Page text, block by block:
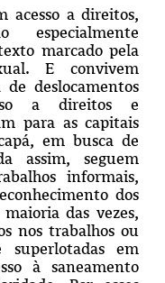
acesso a direitos,
especialmente
marcado pela
E convivem
deslocamentos
a direitos e
para as capitais
em busca de
assim, seguem
informais,
dos
das vezes,
nos trabalhos ou
superlotadas em
à saneamento